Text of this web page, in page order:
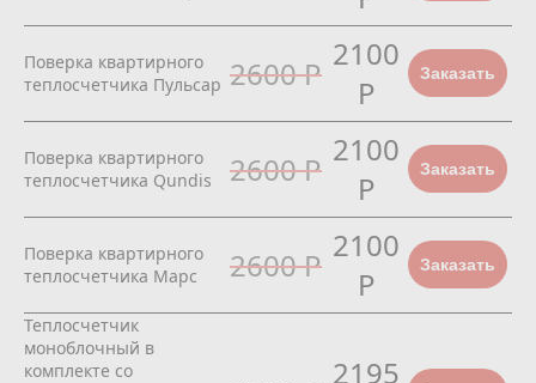
Поверка квартирного
теплосчетчика Пульсар 2600 Р
2100
Р
Заказать
Поверка квартирного
теплосчетчика Qundis
2600 Р
2100
Р
Заказать
Поверка квартирного
теплосчетчика Марс
2600 Р
2100
Р
Заказать
Теплосчетчик
моноблочный в
комплекте со
2195